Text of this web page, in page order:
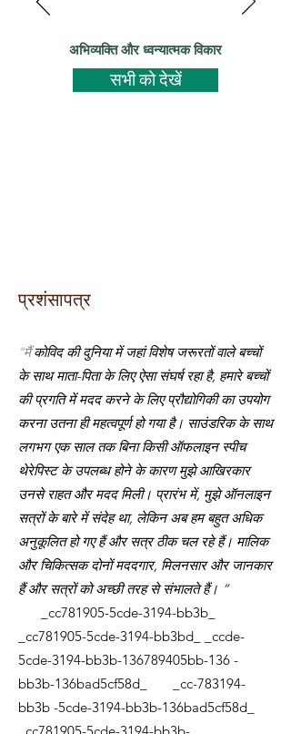
अभिव्यक्ति और ध्वन्यात्मक विकार
सभी को देखें
प्रशंसापत्र
“मैं कोविद की दुनिया में जहां विशेष जरूरतों वाले बच्चों
के साथ माता-पिता के लिए ऐसा संघर्ष रहा है, हमारे बच्चों
की प्रगति में मदद करने के लिए प्रौद्योगिकी का उपयोग
करना उतना ही महत्वपूर्ण हो गया है। साउंडरिक के साथ
लगभग एक साल तक बिना किसी ऑफलाइन स्पीच
थेरेपिस्ट के उपलब्ध होने के कारण मुझे आखिरकार
उनसे राहत और मदद मिली। प्रारंभ में, मुझे ऑनलाइन
सत्रों के बारे में संदेह था, लेकिन अब हम बहुत अधिक
अनुकूलित हो गए हैं और सत्र ठीक चल रहे हैं। मालिक
और चिकित्सक दोनों मददगार, मिलनसार और जानकार
हैं और सत्रों को अच्छी तरह से संभालते हैं। ”
_cc781905-5cde-3194-bb3b_
_cc781905-5cde-3194-bb3bd_ _ccde-
5cde-3194-bb3b-136789405bb-136 -
bb3b-136bad5cf58d_ _cc-783194-
bb3b -5cde-3194-bb3b-136bad5cf58d_